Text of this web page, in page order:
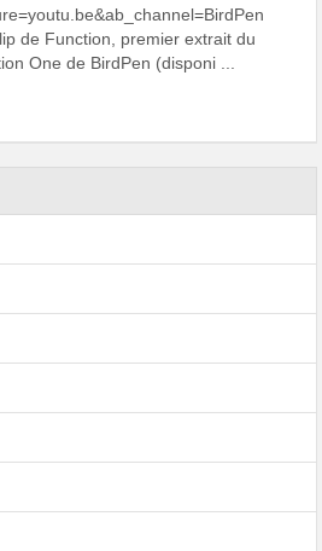
de Function, premier extrait du
One de BirdPen (disponi ...